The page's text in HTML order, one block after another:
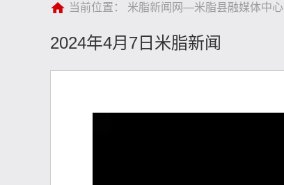
当前位置： 米脂新闻网—米脂县融媒体中心
2024年4月7日米脂新闻